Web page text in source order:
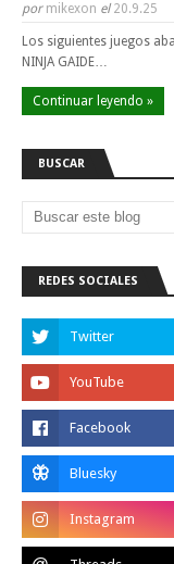
por mikexon el20.9.25
Los siguientes juegos
NINJA GAIDE…
Continuar leyendo »
BUSCAR
REDES SOCIALES